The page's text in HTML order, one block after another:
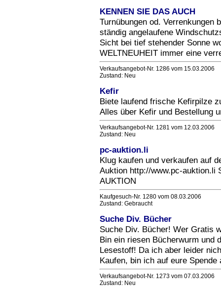
KENNEN SIE DAS AUCH
Turnübungen od. Verrenkungen
ständig angelaufene
Sicht bei tief stehender Sonne
WELTNEUHEIT immer eine
Verkaufsangebot-Nr. 1286 vom 15.03.2006
Zustand: Neu
Kefir
Biete laufend frische Kefirpilze
Alles über Kefir und Bestellung
Verkaufsangebot-Nr. 1281 vom 12.03.2006
Zustand: Neu
pc-auktion.li
Klug kaufen und verkaufen auf
Auktion http://www.pc-auktion.li
AUKTION
Kaufgesuch-Nr. 1280 vom 08.03.2006
Zustand: Gebraucht
Suche Div. Bücher
Suche Div. Bücher! Wer Gratis
Bin ein riesen Bücherwurm und
Lesestoff! Da ich aber leider
Kaufen, bin ich auf eure Spende
Verkaufsangebot-Nr. 1273 vom 07.03.2006
Zustand: Neu